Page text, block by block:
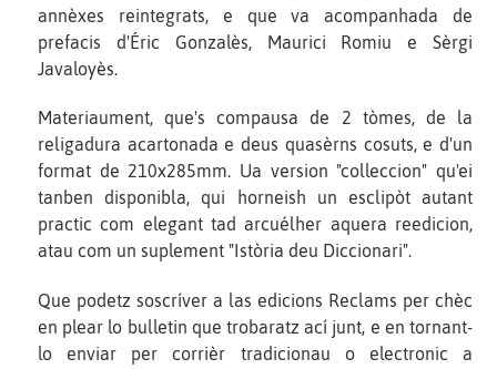
annèxes reintegrats, e que va acompanhada de
prefacis d'Éric Gonzalès, Maurici Romiu e Sèrgi
Javaloyès.
Materiaument, que's compausa de 2 tòmes, de la
religadura acartonada e deus quasèrns cosuts, e d'un
format de 210x285mm. Ua version "colleccion" qu'ei
tanben disponibla, qui horneish un esclipòt autant
practic com elegant tad arcuélher aquera reedicion,
atau com un suplement "Istòria deu Diccionari".
Que podetz soscríver a las edicions Reclams per chèc
en plear lo bulletin que trobaratz ací junt, e en tornant-
lo enviar per corrièr tradicionau o electronic a